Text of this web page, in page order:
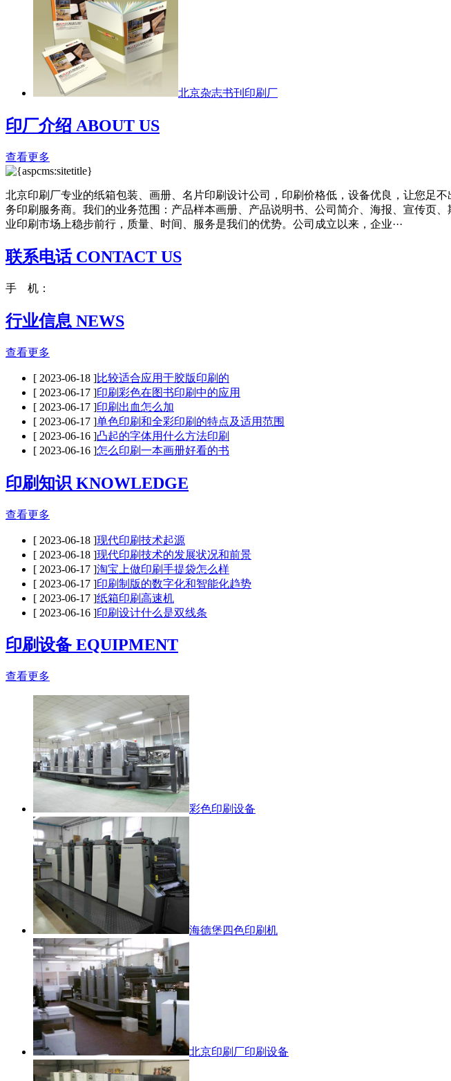
北京杂志书刊印刷厂
印厂介绍 ABOUT US
查看更多
北京印刷厂专业的纸箱包装、画册、名片印刷设计公司，印刷价格低，设备优良，让您足
务印刷服务商。我们的业务范围：产品样本画册、产品说明书、公司简介、海报、宣传页
业印刷市场上稳步前行，质量、时间、服务是我们的优势。公司成立以来，企业···
联系电话 CONTACT US
手 机：
行业信息 NEWS
查看更多
[ 2023-06-18 ]比较适合应用于胶版印刷的
[ 2023-06-17 ]印刷彩色在图书印刷中的应用
[ 2023-06-17 ]印刷出血怎么加
[ 2023-06-17 ]单色印刷和全彩印刷的特点及适用范围
[ 2023-06-16 ]凸起的字体用什么方法印刷
[ 2023-06-16 ]怎么印刷一本画册好看的书
印刷知识 KNOWLEDGE
查看更多
[ 2023-06-18 ]现代印刷技术起源
[ 2023-06-18 ]现代印刷技术的发展状况和前景
[ 2023-06-17 ]淘宝上做印刷手提袋怎么样
[ 2023-06-17 ]印刷制版的数字化和智能化趋势
[ 2023-06-17 ]纸箱印刷高速机
[ 2023-06-16 ]印刷设计什么是双线条
印刷设备 EQUIPMENT
查看更多
彩色印刷设备
海德堡四色印刷机
北京印刷厂印刷设备